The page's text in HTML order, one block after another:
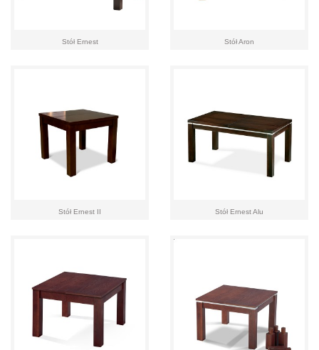
Stół Ernest Stół Aron
Stół Ernest II Stół Ernest Alu